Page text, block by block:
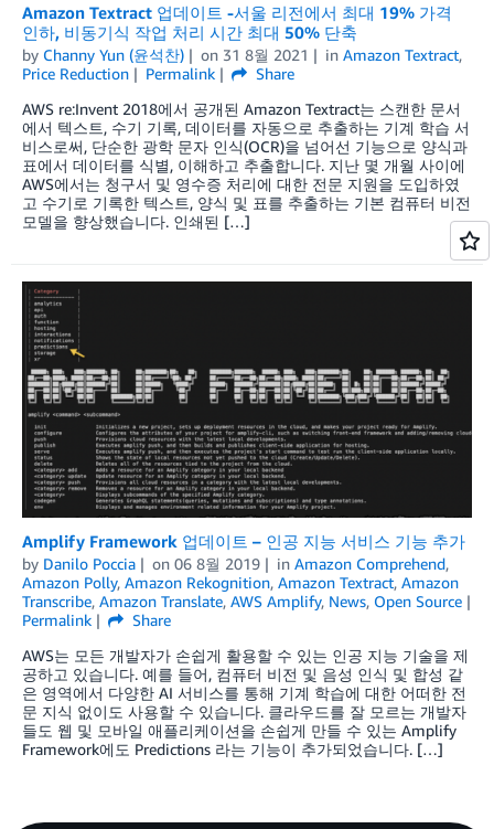
Amazon Textract 업데이트 -서울 리전에서 최대 19% 가격
인하, 비동기식 작업 처리 시간 최대 50% 단축
by Channy Yun (윤석찬) on 31 8월 2021 in Amazon Textract,
Price Reduction
Permalink
Share
AWS re:Invent 2018에서 공개된 Amazon Textract는 스캔한 문서
에서 텍스트, 수기 기록, 데이터를 자동으로 추출하는 기계 학습 서
비스로써, 단순한 광학 문자 인식(OCR)을 넘어선 기능으로 양식과
표에서 데이터를 식별, 이해하고 추출합니다. 지난 몇 개월 사이에
AWS에서는 청구서 및 영수증 처리에 대한 전문 지원을 도입하였
고 수기로 기록한 텍스트, 양식 및 표를 추출하는 기본 컴퓨터 비전
모델을 향상했습니다. 인쇄된 […]
Amplify Framework 업데이트 – 인공 지능 서비스 기능 추가
by Danilo Poccia on 06 8월 2019 in Amazon Comprehend,
Amazon Polly, Amazon Rekognition, Amazon Textract, Amazon
Transcribe, Amazon Translate, AWS Amplify, News, Open Source
Permalink
Share
AWS는 모든 개발자가 손쉽게 활용할 수 있는 인공 지능 기술을 제
공하고 있습니다. 예를 들어, 컴퓨터 비전 및 음성 인식 및 합성 같
은 영역에서 다양한 AI 서비스를 통해 기계 학습에 대한 어떠한 전
문 지식 없이도 사용할 수 있습니다. 클라우드를 잘 모르는 개발자
들도 웹 및 모바일 애플리케이션을 손쉽게 만들 수 있는 Amplify
Framework에도 Predictions 라는 기능이 추가되었습니다. […]